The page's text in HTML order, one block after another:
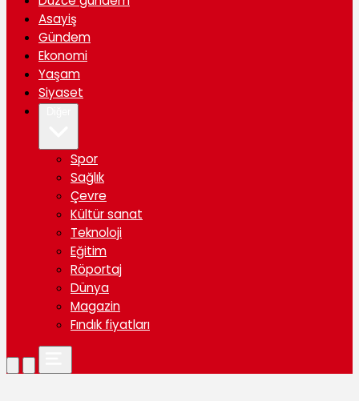
Asayiş
Gündem
Ekonomi
Yaşam
Siyaset
Spor
Sağlık
Çevre
Kültür sanat
Teknoloji
Eğitim
Röportaj
Dünya
Magazin
Fındık fiyatları